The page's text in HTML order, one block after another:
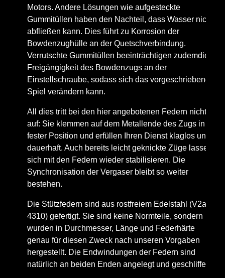
Motors. Andere Lösungen wie aufgesteckte
Gummitüllen haben den Nachteil, dass Wasser nicht
abfließen kann. Dies führt zu Korrosion der
Bowdenzughülle an der Quetschverbindung.
Verrutschte Gummitüllen beeinträchtigen zudemdie
Freigängigkeit des Bowdenzugs an der
Einstellschraube, sodass sich das vorgeschriebene
Spiel verändern kann.
All dies tritt bei den hier angebotenen Federn nicht
auf: Sie klemmen auf dem Metallende des Zugs in
fester Position und erfüllen Ihren Dienst klaglos und
dauerhaft. Auch bereits leicht geknickte Züge lassen
sich mit den Federn wieder stabilisieren. Die
Synchronisation der Vergaser bleibt so weiter
bestehen.
Die Stützfedern sind aus rostfreiem Edelstahl (V2a 1
4310) gefertigt. Sie sind keine Normteile, sondern
wurden in Durchmesser, Länge und Federhärte
genau für diesen Zweck nach unseren Vorgaben
hergestellt. Die Endwindungen der Federn sind
natürlich an beiden Enden angelegt und geschliffen.